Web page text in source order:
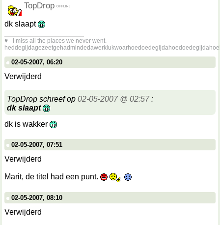
TopDrop
dk slaapt
♥ - I miss all the places we never went. -
02-05-2007, 06:20
Verwijderd
TopDrop schreef op 02-05-2007 @ 02:57:
dk slaapt
dk is wakker
02-05-2007, 07:51
Verwijderd
Marit, de titel had een punt.
02-05-2007, 08:10
Verwijderd